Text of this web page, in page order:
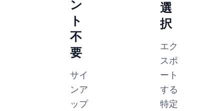
ン
ト
不
要
サイ
ンア
ップ
選
択
エク
スポ
ート
する
特定